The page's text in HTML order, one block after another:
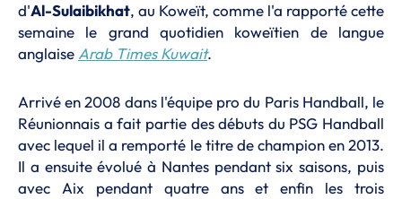
d'Al-Sulaibikhat, au Koweït, comme l'a rapporté cette
semaine le grand quotidien koweïtien de langue
anglaise Arab Times Kuwait.
Arrivé en 2008 dans l'équipe pro du Paris Handball, le
Réunionnais a fait partie des débuts du PSG Handball
avec lequel il a remporté le titre de champion en 2013.
Il a ensuite évolué à Nantes pendant six saisons, puis
avec Aix pendant quatre ans et enfin les trois